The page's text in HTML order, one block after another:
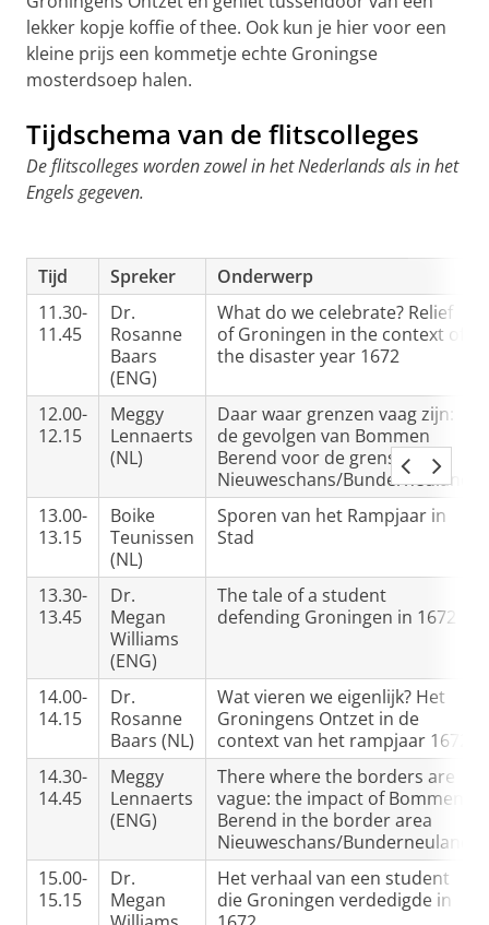
lekker kopje koffie of thee. Ook kun je hier voor een
kleine prijs een kommetje echte Groningse
mosterdsoep halen.
Tijdschema van de flitscolleges
De flitscolleges worden zowel in het Nederlands als in het
Engels gegeven.
Tijd Spreker
Onderwerp
11.30-
11.45
Dr.
Rosanne
Baars
(ENG)
What do we celebrate? Relief
of Groningen in the context of
the disaster year 1672
12.00-
12.15
Meggy
Lennaerts
(NL)
Daar waar grenzen vaag zijn:
de gevolgen van Bommen
Berend voor de grensregio
Nieuweschans/Bunderneuland
13.00-
13.15
Boike
Teunissen
(NL)
Sporen van het Rampjaar in
Stad
13.30-
13.45
Dr.
Megan
Williams
(ENG)
The tale of a student
defending Groningen in 1672
14.00-
14.15
Dr.
Rosanne
Baars (NL)
Wat vieren we eigenlijk? Het
Groningens Ontzet in de
context van het rampjaar 1672
14.30-
14.45
Meggy
Lennaerts
(ENG)
There where the borders are
vague: the impact of Bommen
Berend in the border area
Nieuweschans/Bunderneuland
15.00-
15.15
Dr.
Megan
Het verhaal van een student
die Groningen verdedigde in